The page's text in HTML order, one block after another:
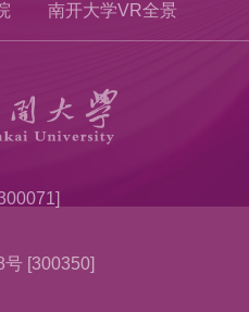
南开大学VR全景
[300350]